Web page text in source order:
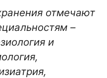
отмечают
–
и